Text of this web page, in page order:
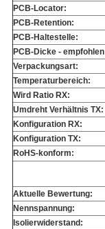
PCB-Locator:
PCB-Retention:
PCB-Haltestelle:
PCB-Dicke - empfohlen
Verpackungsart:
Temperaturbereich:
Wird Ratio RX:
Umdreht Verhältnis TX:
Konfiguration RX:
Konfiguration TX:
RoHS-konform:
Aktuelle Bewertung:
Nennspannung:
Isolierwiderstand: